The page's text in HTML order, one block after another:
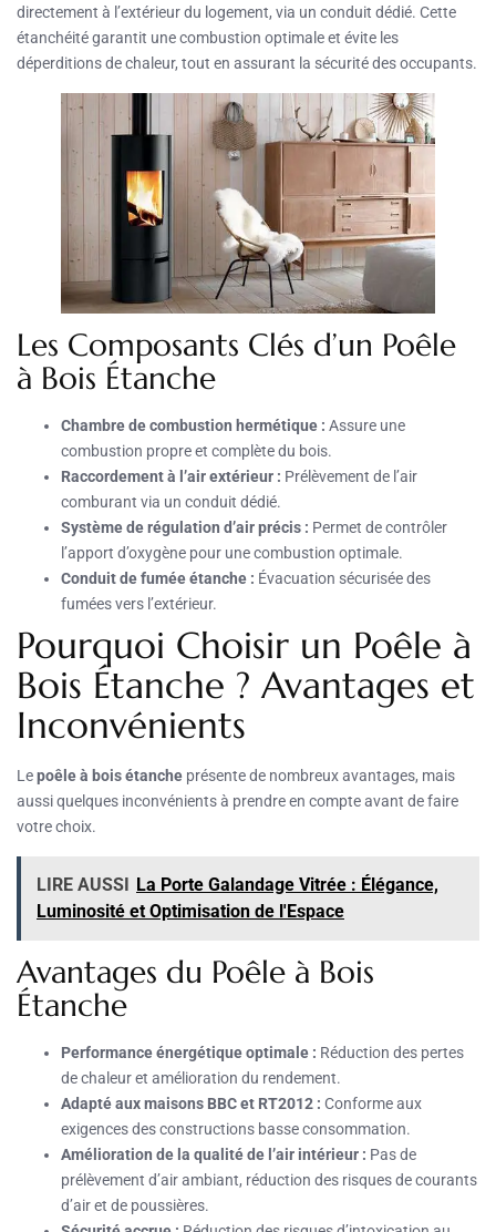
directement à l’extérieur du logement, via un conduit dédié. Cette
étanchéité garantit une combustion optimale et évite les
déperditions de chaleur, tout en assurant la sécurité des occupants.
Les Composants Clés d’un Poêle
à Bois Étanche
Chambre de combustion hermétique : Assure une
combustion propre et complète du bois.
Raccordement à l’air extérieur : Prélèvement de l’air
comburant via un conduit dédié.
Système de régulation d’air précis : Permet de contrôler
l’apport d’oxygène pour une combustion optimale.
Conduit de fumée étanche : Évacuation sécurisée des
fumées vers l’extérieur.
Pourquoi Choisir un Poêle à
Bois Étanche ? Avantages et
Inconvénients
Lepoêle à bois étanche présente de nombreux avantages, mais
aussi quelques inconvénients à prendre en compte avant de faire
votre choix.
LIRE AUSSI La Porte Galandage Vitrée : Élégance,
Luminosité et Optimisation de l'Espace
Avantages du Poêle à Bois
Étanche
Performance énergétique optimale : Réduction des pertes
de chaleur et amélioration du rendement.
Adapté aux maisons BBC et RT2012 : Conforme aux
exigences des constructions basse consommation.
Amélioration de la qualité de l’air intérieur : Pas de
prélèvement d’air ambiant, réduction des risques de courants
d’air et de poussières.